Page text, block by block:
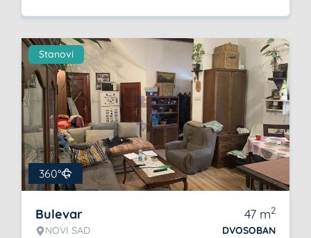
Stanovi
360°
Bulevar
NOVI SAD
47 m2
DVOSOBAN